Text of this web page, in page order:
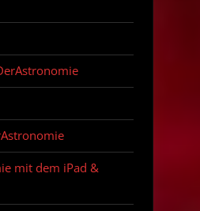
mit dem iPad &